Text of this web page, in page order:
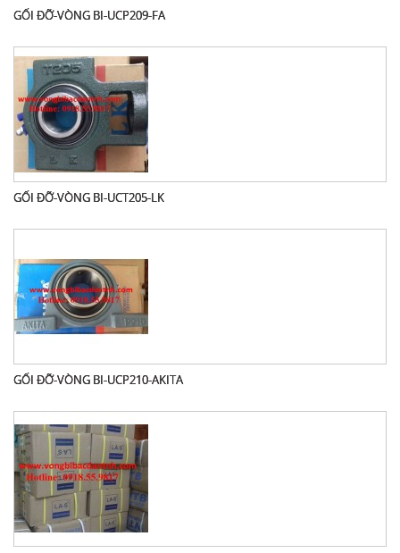
GỐI ĐỠ-VÒNG BI-UCP209-FA
GỐI ĐỠ-VÒNG BI-UCT205-LK
GỐI ĐỠ-VÒNG BI-UCP210-AKITA